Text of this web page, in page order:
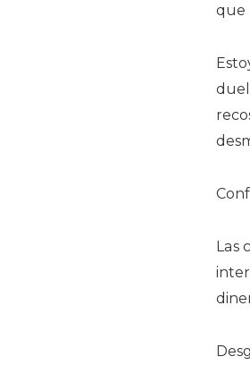
que
Las